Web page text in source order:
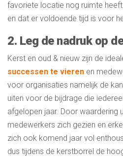
favoriete locatie nog ruimte
en dat er voldoende tijd is voor
2. Leg de nadruk op
Kerst en oud & nieuw zijn de
successen te vieren en
voor organisaties namelijk de
uiten voor de bijdrage die
afgelopen jaar. Door waardering
medewerkers zich gezien en
zich ook komend jaar vol
dus tijdens de kerstborrel de